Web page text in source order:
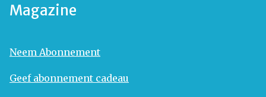
Magazine
Neem Abonnement
Geef abonnement cadeau